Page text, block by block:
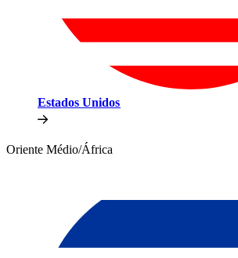
Estados Unidos​​
Oriente Médio/África​​